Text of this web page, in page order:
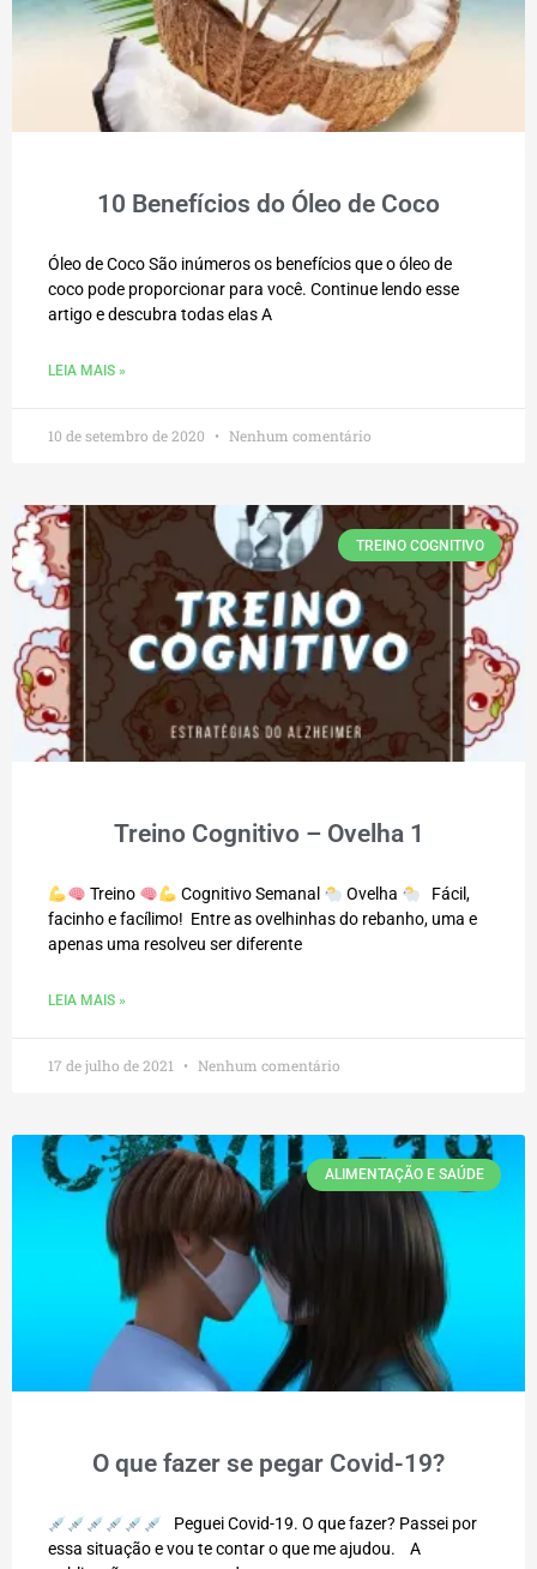
10 Benefícios do Óleo de Coco
Óleo de Coco São inúmeros os benefícios que o óleo de
coco pode proporcionar para você. Continue lendo esse
artigo e descubra todas elas A
LEIA MAIS »
10 de setembro de 2020 Nenhum comentário
TREINO COGNITIVO
Treino Cognitivo – Ovelha 1
Treino Cognitivo Semanal Ovelha
Fácil,
facinho e facílimo! Entre as ovelhinhas do rebanho, uma e
apenas uma resolveu ser diferente
LEIA MAIS »
17 de julho de 2021 Nenhum comentário
ALIMENTAÇÃO E SAÚDE
O que fazer se pegar Covid-19?
Peguei Covid-19. O que fazer? Passei por
essa situação e vou te contar o que me ajudou. A